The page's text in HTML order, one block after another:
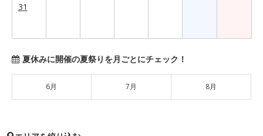
31
夏休みに開催の夏祭りを月ごとにチェック！
6月 7月 8月